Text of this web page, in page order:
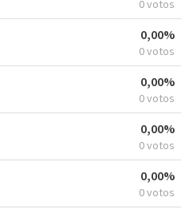
0 votos
0,00%
0 votos
0,00%
0 votos
0,00%
0 votos
0,00%
0 votos